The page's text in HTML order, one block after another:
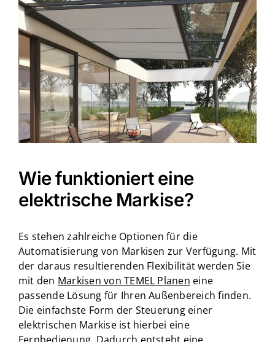
Wie funktioniert eine
elektrische Markise?
Es stehen zahlreiche Optionen für die
Automatisierung von Markisen zur Verfügung. Mit
der daraus resultierenden Flexibilität werden Sie
mit den Markisen von TEMEL Planen eine
passende Lösung für Ihren Außenbereich finden.
Die einfachste Form der Steuerung einer
elektrischen Markise ist hierbei eine